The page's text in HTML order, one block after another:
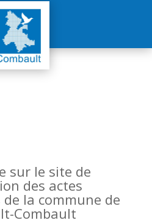
sur le site de
des actes
la commune de
Combault